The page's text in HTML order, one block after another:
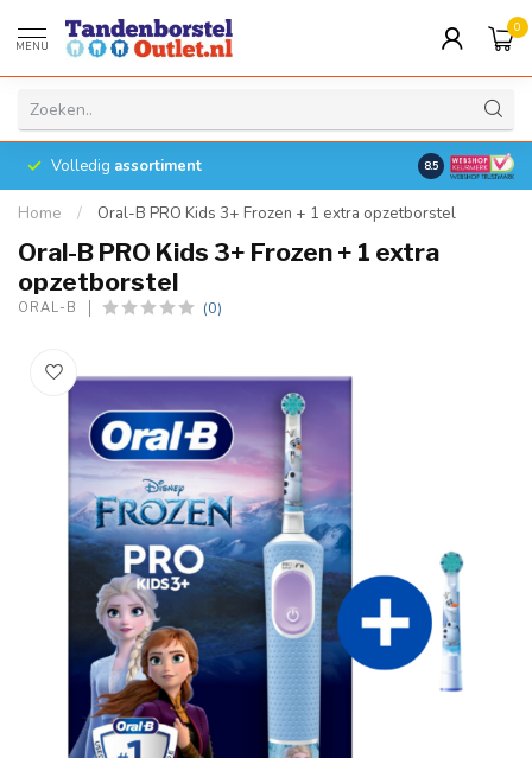
MENU
0
Volledig assortiment 8.5
Home / Oral-B PRO Kids 3+ Frozen + 1 extra opzetborstel
Oral-B PRO Kids 3+ Frozen + 1 extra
opzetborstel
ORAL-B (0)